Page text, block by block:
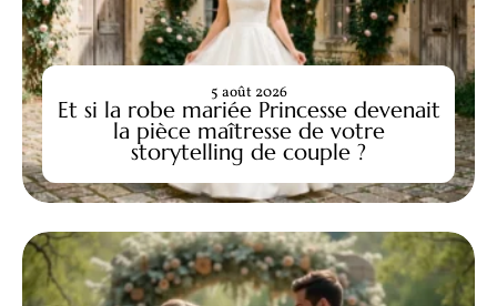
Et si la robe mariée Princesse devenait
la pièce maîtresse de votre
storytelling de couple ?
5 août 2026